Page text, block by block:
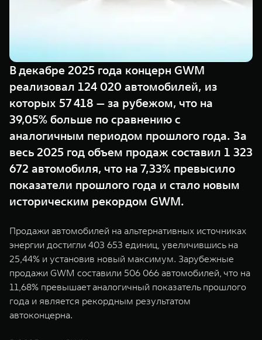
TANK 500
Веди за собой
от 6 499 000 ₽ от 10 199 000 ₽
WEY 07
Расширяя границы комфорта
от 6 149 000 ₽
WEY 05
Эстетика нового времени
от 5 699 000 ₽
WEY 80
Масштаб возможностей
от 6 449 000 ₽
WEY 80 Лаундж
Масштаб возможностей
от 8 099 000 ₽
TANK Финансы
TANK ФИНАНСЫ
TANK Кредит
TANK Лизинг
ЦИФРОВЫЕ СЕРВИСЫ TANK
Цифровые сервисы TANK
В декабре 2025 года концерн GWM
реализовал 124 020 автомобилей, из
которых 57 418 — за рубежом, что на
39,05% больше по сравнению с
аналогичным периодом прошлого года. За
весь 2025 год объем продаж составил 1 323
672 автомобиля, что на 7,33% превысило
показатели прошлого года и стало новым
историческим рекордом GWM.
Продажи автомобилей на альтернативных источниках
энергии достигли 403 653 единиц, увеличившись на
25,44% и установив новый максимум. Зарубежные
продажи GWM составили 506 066 автомобилей, что на
11,68% превышает аналогичный показатель прошлого
года и является рекордным результатом
автоконцерна.